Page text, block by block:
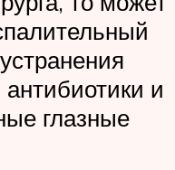
и
глазные